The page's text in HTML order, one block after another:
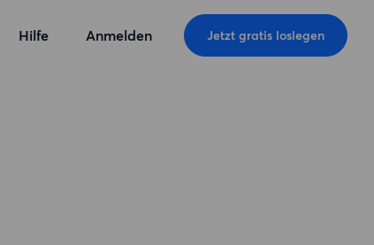
Hilfe Anmelden Jetzt gratis loslegen